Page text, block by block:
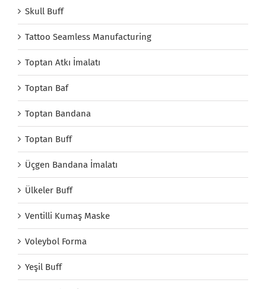
Skull Buff
Tattoo Seamless Manufacturing
Toptan Atkı İmalatı
Toptan Baf
Toptan Bandana
Toptan Buff
Üçgen Bandana İmalatı
Ülkeler Buff
Ventilli Kumaş Maske
Voleybol Forma
Yeşil Buff